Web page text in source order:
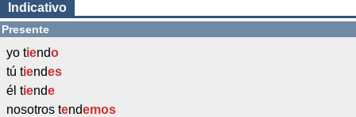
Indicativo
Presente
yo tiendo
tú tiendes
él tiende
nosotros tendemos